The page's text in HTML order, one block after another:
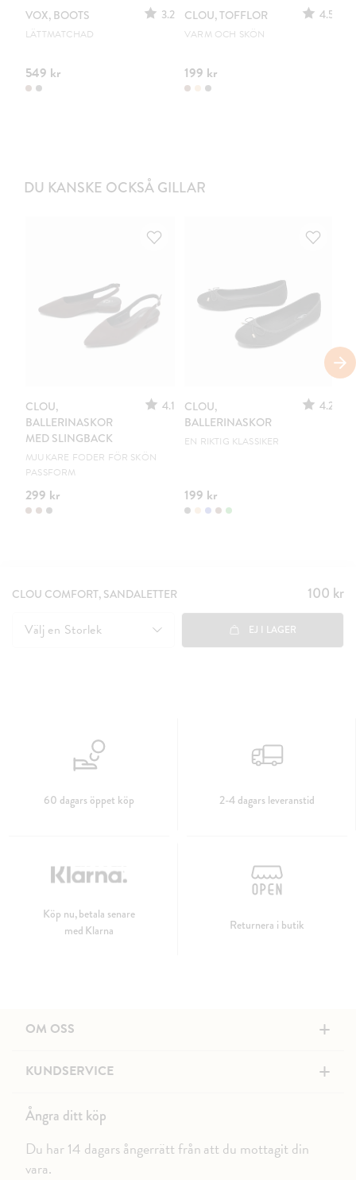
VOX, BOOTS 3.2
LÄTTMATCHAD
549 kr
CLOU, TOFFLOR 4.5
VARM OCH SKÖN
199 kr
DU KANSKE OCKSÅ GILLAR
CLOU,
BALLERINASKOR
MED SLINGBACK
4.1
MJUKARE FODER FÖR SKÖN
PASSFORM
299 kr
CLOU,
BALLERINASKOR
4.2
EN RIKTIG KLASSIKER
199 kr
CLOU COMFORT, SANDALETTER Pris:
100 kr
100 kr
Välj en Storlek EJ I LAGER
60 dagars öppet köp 2-4 dagars leveranstid
Köp nu, betala senare
med Klarna
Returnera i butik
OM OSS +
KUNDSERVICE +
Ångra ditt köp
Du har 14 dagars ångerrätt från att du mottagit din
vara.